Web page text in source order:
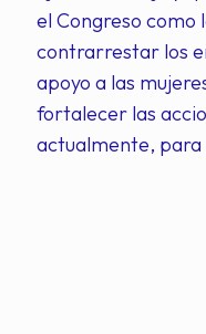
el Congreso como
contrarrestar los
apoyo a las
fortalecer las
actualmente,